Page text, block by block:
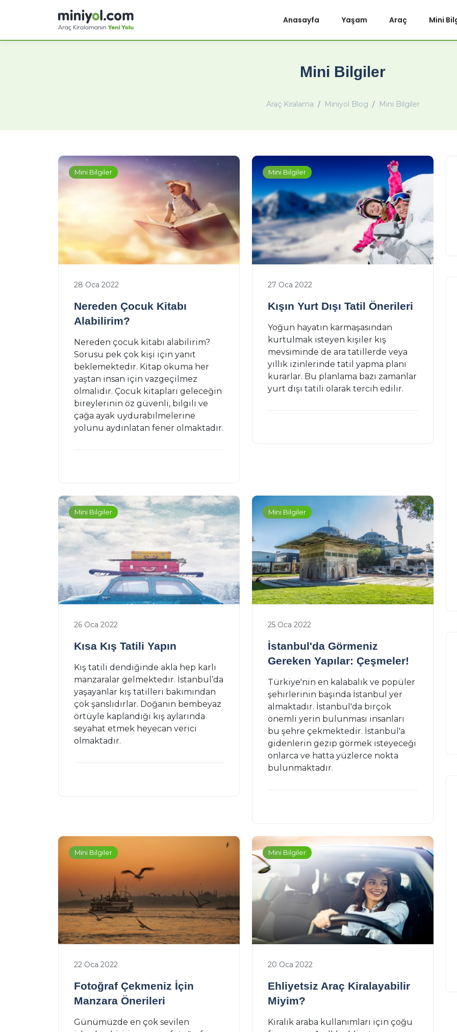
Anasayfa Yaşam Araç Mini
Mini Bilgiler
Araç Kiralama Miniyol Blog Mini Bilgiler
Mini Bilgiler
28 Oca 2022
Nereden Çocuk Kitabı
Alabilirim?
Nereden çocuk kitabı alabilirim?
Sorusu pek çok kişi için yanıt
beklemektedir. Kitap okuma her
yaştan insan için vazgeçilmez
olmalıdır. Çocuk kitapları geleceğin
bireylerinin öz güvenli, bilgili ve
çağa ayak uydurabilmelerine
yolunu aydınlatan fener olmaktadır.
Mini Bilgiler
27 Oca 2022
Kışın Yurt Dışı Tatil Önerileri
Yoğun hayatın karmaşasından
kurtulmak isteyen kişiler kış
mevsiminde de ara tatillerde veya
yıllık izinlerinde tatil yapma planı
kurarlar. Bu planlama bazı zamanlar
yurt dışı tatili olarak tercih edilir.
Mini Bilgiler
26 Oca 2022
Kısa Kış Tatili Yapın
Kış tatili dendiğinde akla hep karlı
manzaralar gelmektedir. İstanbul’da
yaşayanlar kış tatilleri bakımından
çok şanslıdırlar. Doğanın bembeyaz
örtüyle kaplandığı kış aylarında
seyahat etmek heyecan verici
olmaktadır.
Mini Bilgiler
25 Oca 2022
İstanbul'da Görmeniz
Gereken Yapılar: Çeşmeler!
Türkiye'nin en kalabalık ve popüler
şehirlerinin başında İstanbul yer
almaktadır. İstanbul'da birçok
önemli yerin bulunması insanları
bu şehre çekmektedir. İstanbul'a
gidenlerin gezip görmek isteyeceği
onlarca ve hatta yüzlerce nokta
bulunmaktadır.
Mini Bilgiler
22 Oca 2022
Fotoğraf Çekmeniz İçin
Manzara Önerileri
Günümüzde en çok sevilen
Mini Bilgiler
20 Oca 2022
Ehliyetsiz Araç Kiralayabilir
Miyim?
Kiralık araba kullanımları için çoğu
Karbon Emisyonu Nedir? Karbon
Salınımı Nedir?
28 Ara 2021